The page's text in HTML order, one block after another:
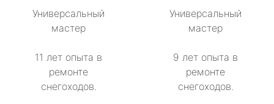
Универсальный
мастер
11 лет опыта в
ремонте
снегоходов.
Универсальный
мастер
9 лет опыта в
ремонте
снегоходов.